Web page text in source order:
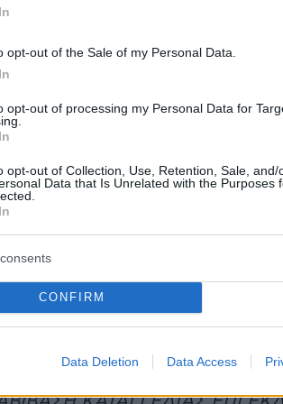
opt-out of the Sale of my Personal Data.
opt-out of processing my Personal Data for
opt-out of Collection, Use, Retention, Sale, and/
Data that Is Unrelated with the Purposes
CONFIRM
Data Deletion Data Access
διαδικαστικές ενέργειες
Ναυτιλίας και Νησιωτικής
η Attica Group υπέβαλαν
για τα έκτακτα δρομολόγια
έλαβε δημοσιότητα η
ότι έχει υποβάλει
ασφαλώς ότι οι ενέργειές
του επιβατικού κοινού.
την ύπαρξη της καταγγελίας
που διαβιβάστηκαν ορθώς
Ναυτιλίας (ΥΝΑΝΠ) σε
το οποίο σας επισυνάπτουμε